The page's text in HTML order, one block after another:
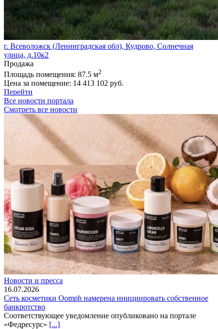
г. Всеволожск (Ленинградская обл), Кудрово, Солнечная
улица, д.10к2
Продажа
Площадь помещения: 87.5 м2
Цена за помещение: 14 413 102 руб.
Перейти
Все новости портала
Смотреть все новости
Новости и пресса
16.07.2026
Сеть косметики Oomph намерена инициировать собственное
банкротство
Соответствующее уведомление опубликовано на портале
«Федресурс» [...]